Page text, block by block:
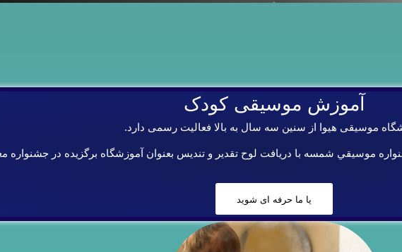
آموزش موسیقی کودک
موسیقی هیوا از سنين سه سال به بالا فعاليت رسمى دارد.
موسيقي شمسه با دريافت لوح تقدير و تنديس بعنوان آموزشگاه برگزيده در جشنواره
یا ما حرفه ای شوید